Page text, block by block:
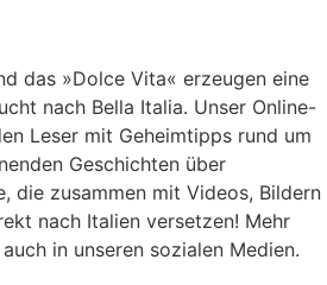
das »Dolce Vita« erzeugen eine
nach Bella Italia. Unser Online-
Leser mit Geheimtipps rund um
Geschichten über
die zusammen mit Videos, Bildern
nach Italien versetzen! Mehr
in unseren sozialen Medien.